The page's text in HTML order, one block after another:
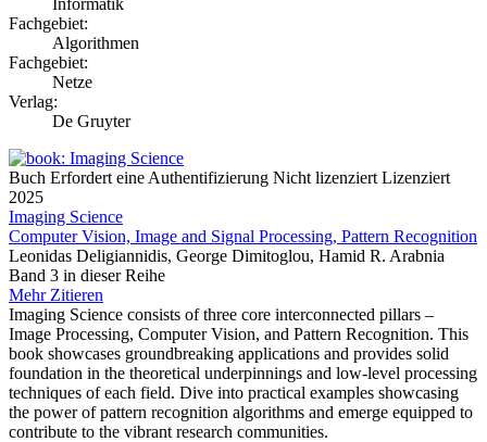
Informatik
Fachgebiet:
Algorithmen
Fachgebiet:
Netze
Verlag:
De Gruyter
Buch Erfordert eine Authentifizierung Nicht lizenziert Lizenziert
2025
Imaging Science
Computer Vision, Image and Signal Processing, Pattern Recognition
Leonidas Deligiannidis, George Dimitoglou, Hamid R. Arabnia
Band 3 in dieser Reihe
Mehr Zitieren
Imaging Science consists of three core interconnected pillars –
Image Processing, Computer Vision, and Pattern Recognition. This
book showcases groundbreaking applications and provides solid
foundation in the theoretical underpinnings and low-level processing
techniques of each field. Dive into practical examples showcasing
the power of pattern recognition algorithms and emerge equipped to
contribute to the vibrant research communities.